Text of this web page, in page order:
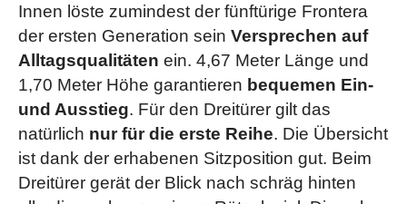
Radioeinbausatz mit 4 Lautsprecher
Rücksitzlehne, umklappbar - asymmetrisch geteilt
bei Frontera 4türig
Schmutzfänger vorne und hinten
Servolenkung
Voltmeter & Öldruckmesser
Wärmeschutzverglasung, grün getönt
Wisch-/ und Waschanlage, Front- und
Außenspiegel Fahrer und Beifahrer(elektrisch
einstell- und beheizbar)
Dachrehling
Diebstahlwarnanlage
Differential, schlupfabhängig und teilsperrend
Drehstromlichtmaschine 120 A(nur mit
Klimananlage und Benzinmotoren)
elektrische Fensterheber
Innen löste zumindest der fünftürige Frontera
der ersten Generation sein Versprechen auf
Alltagsqualitäten ein. 4,67 Meter Länge und
1,70 Meter Höhe garantieren bequemen Ein-
und Ausstieg. Für den Dreitürer gilt das
natürlich nur für die erste Reihe. Die Übersicht
ist dank der erhabenen Sitzposition gut. Beim
Dreitürer gerät der Blick nach schräg hinten